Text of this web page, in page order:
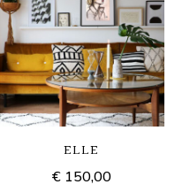
ELLE
€150,00